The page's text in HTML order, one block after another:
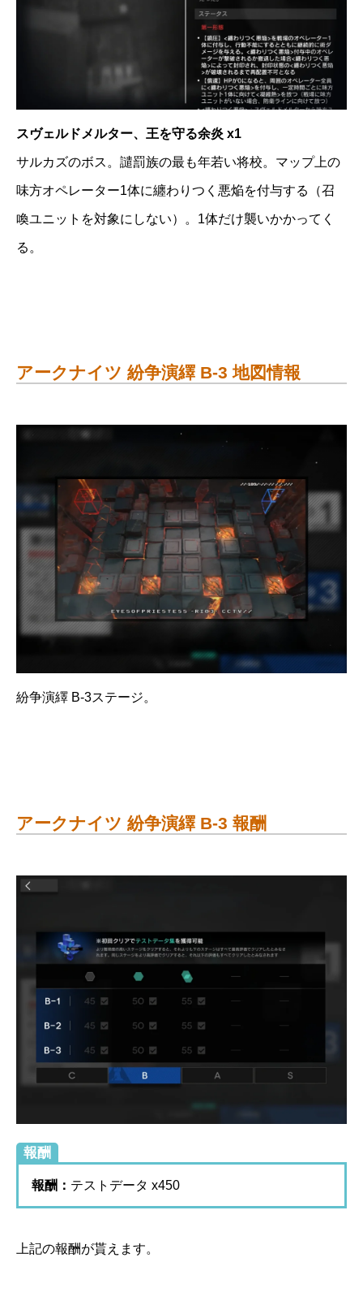
スヴェルドメルター、王を守る余炎 x1
サルカズのボス。譴罰族の最も年若い将校。マップ上の
味方オペレーター1体に纏わりつく悪焔を付与する（召
喚ユニットを対象にしない）。1体だけ襲いかかってく
る。
アークナイツ 紛争演繹 B-3 地図情報
紛争演繹 B-3ステージ。
アークナイツ 紛争演繹 B-3 報酬
報酬
報酬： テストデータ x450
上記の報酬が貰えます。